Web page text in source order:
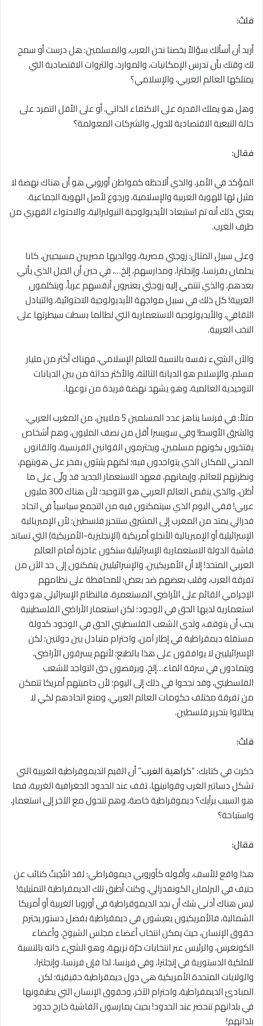
قلتُ:
أريد أن أسألك سؤالاً يخصنا نحن العرب، والمسلمين: هل درست أو سمح
لك وقتك بأن تدرس الإمكانيات، والموارد، والثروات الاقتصادية التي
يمتلكها العالم العربي، والإسلامي؟
وهل هو يملك القدرة على الاكتفاء الذاتي، أو على الأقل التمرد على
حالة التبعية الاقتصادية للدول، والشركات المعولمة؟
فقال:
المؤكد في الأمر، والذي ألاحظه كمواطن أوروبي هو أن هناك نهضة لا
مثيل لها للهوية العربية والإسلامية، ورجوع لأصل الهوية الجماعية،
يعني ذلك أنه تم استبعاد الأيديولوجية النيولبرالية، والاحتواء القهري من
طرف الغرب.
وعلى سبيل المثال: زوجتي مصرية، ووالديها مصريين مسيحيين، كانا
يحلمان بفرنسا، وإنجلترا، ومدارسهم، إلخ…، في حين أن الجيل الذي يأتي
بعدهم، والذي تنتمي إليه زوجتي يعتبرون أنفسهم عرباً، ويتكلمون
العربية! كل ذلك في سبيل مواجهة الأيديولوجية الاحتوائية، والتبادل
الثقافي، والأيديولوجية الاستعمارية التي لطالما بسطت سيطرتها على
النخب العربية.
والآن الشيء نفسه بالنسبة للعالم الإسلامي، فهناك أكثر من مليار
مسلم، والإسلام هو الديانة الثالثة، والأكثر حداثة من بين الديانات
التوحيدية العالمية، وهو يشهد نهضة فريدة من نوعها.
مثلاً: في فرنسا يناهز عدد المسلمين 5 ملايين، من المغرب العربي،
والشرق الأوسط! وفي سويسرا أقل من نصف المليون، وهم أشخاص
يفتخرون بكونهم مسلمين، ويحترمون القوانين الفرنسية، والقانون
المدني للمكان الذي يتواجدون فيه؛ لكنهم يثبثون بفخر على هويتهم،
ونظرتهم للعالم، وإيمانهم، فعهد الاستعمار الجديد قد ولّى على ما
أظن، والذي ينقص العالم العربي هو التوحيد؛ لأن هناك 300 مليون
عربي! ففي اليوم الذي سيتمكنون فيه من التجمع سياسياً في اتحاد
فدرالي يمتد من المغرب إلى المشرق ستتحرر فلسطين؛ لأن الإمبريالية
الإسرائيلية أو الإمبريالية الأنجلو أمريكية (الإنجليزية-الأمريكية) التي تساند
فاشية الدولة الاستعمارية الإسرائيلية ستكون عاجزة أمام العالم
العربي المتحد! إلا أن الأمريكيين، والإسرائيليين يتمكنون إلى حد الآن من
تفرقة العرب، وقلب بعضهم ضد بعض؛ للمحافظة على نظامهم
الإجرامي القائم على الأراضي المستعمرة، فالنظام الإسرائيلي هو دولة
استعمارية لديها الحق في الوجود؛ لكن استعمار الأراضي الفلسطينية
يجب أن يتوقف، ولدى الشعب الفلسطيني الحق في الوجود كدولة
مستقلة ديمقراطية في إطار آمن، واحترام متبادل بين دولتين؛ لكن
الإسرائيليين لا يوافقون على هذا بالطبع؛ لأنهم يسرقون الأراضي،
ويتمادون في سرقة الماء…إلخ، ويرفضون حق التواجد للشعب
الفلسطيني، وقد نجحوا في ذلك إلى اليوم؛ لأن حاميتهم أمريكا تتمكن
من تفرقة مختلف حكومات العالم العربي، ومنع اتحادهم لكي لا
يطالبوا بتحرير فلسطين.
قلتُ:
ذكرت في كتابك: “كراهية الغرب” أن القيم الديموقراطية الغربية التي
تشكل دساتير الغرب وقوانينها، تقف عند الحدود الجغرافية الغربية، فما
هو السبب برأيك؟ ديموقراطية خاصة، وهم تتحول مع الآخر إلى استعمار،
واستباحة؟
فقال:
هذا واقع للأسف، وأقوله كأوروبي ديموقراطي: لقد انتُخِبتُ كنائب عن
جنيف في البرلمان الكونفدرالي، وكنت أطبق تلك الديمقراطية التمثيلية!
ليس هناك أدنى شك أن نجد الديموقراطية في أوروبا الغربية أو أمريكا
الشمالية، فالأمريكيون يعيشون في ديمقراطية بفضل دستور يحترم
حقوق الإنسان، حيث يمكن انتخاب أعضاء مجلس الشيوخ، وأعضاء
الكونغرس، والرئيس عبر انتخابات حرّة نزيهة، وهو الشيء ذاته بالنسبة
للملكية الدستورية في إنجلترا، وفي فرنسا، لذا فإن فرنسا، وإنجلترا،
والولايات المتحدة الأمريكية هي دول ديمقراطية حقيقية؛ لكن
المبادئ الديمقراطية، واحترام الآخر، وحقوق الإنسان التي يطبقونها
في بلدانهم تنحصر عند الحدود! بحيث يمارسون الفاشية خارج حدود
بلدانهم!